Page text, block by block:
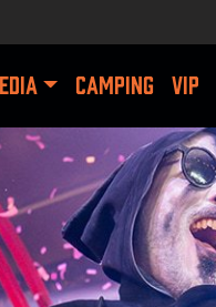
CAMPING VIP